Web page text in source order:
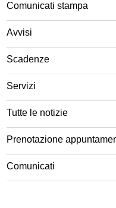
Comunicati stampa
Avvisi
Scadenze
Servizi
Tutte le notizie
Prenotazione
Comunicati